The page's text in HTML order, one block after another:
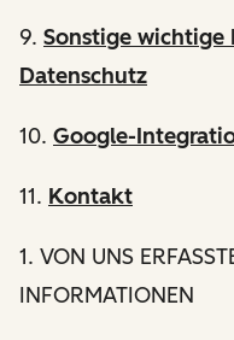
9. Sonstige
Datenschutz
10. Google-
11. Kontakt
1. VON UNS
INFORMATIONEN